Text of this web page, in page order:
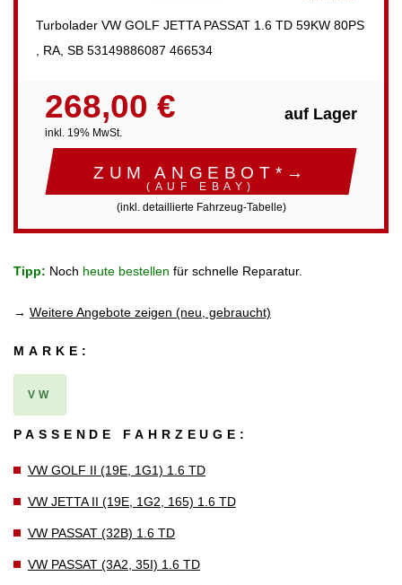
Turbolader VW GOLF JETTA PASSAT 1.6 TD 59KW 80PS
, RA, SB 53149886087 466534
268,00 €
inkl. 19% MwSt.
auf Lager
ZUM ANGEBOT*→
(AUF EBAY)
(inkl. detaillierte Fahrzeug-Tabelle)
Tipp: Noch heute bestellen für schnelle Reparatur.
→ Weitere Angebote zeigen (neu, gebraucht)
MARKE:
VW
PASSENDE FAHRZEUGE:
VW GOLF II (19E, 1G1) 1.6 TD
VW JETTA II (19E, 1G2, 165) 1.6 TD
VW PASSAT (32B) 1.6 TD
VW PASSAT (3A2, 35I) 1.6 TD